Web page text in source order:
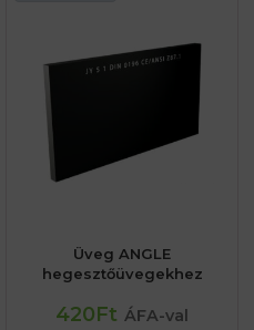
Üveg ANGLE
hegesztőüvegekhez
420Ft ÁFA-val